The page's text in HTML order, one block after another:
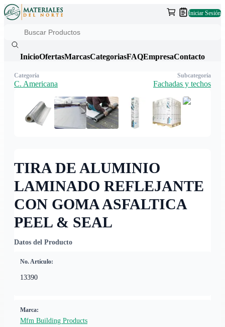
Iniciar Sesión
InicioOfertasMarcasCategoriasFAQEmpresaContacto
TIRA DE ALUMINIO
LAMINADO REFLEJANTE
CON GOMA ASFALTICA
PEEL & SEAL
Datos del Producto
No. Artículo:
13390
Marca:
Mfm Building Products
Categoría
C. Americana
Subcategoría
Fachadas y techos